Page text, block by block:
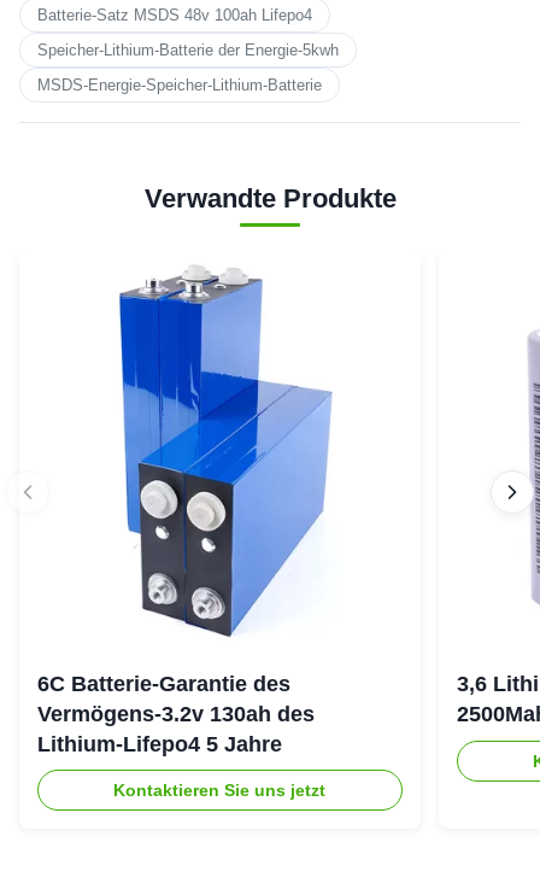
Batterie-Satz MSDS 48v 100ah Lifepo4
Speicher-Lithium-Batterie der Energie-5kwh
MSDS-Energie-Speicher-Lithium-Batterie
Verwandte Produkte
6C Batterie-Garantie des
Vermögens-3.2v 130ah des
Lithium-Lifepo4 5 Jahre
Kontaktieren Sie uns jetzt
3,6